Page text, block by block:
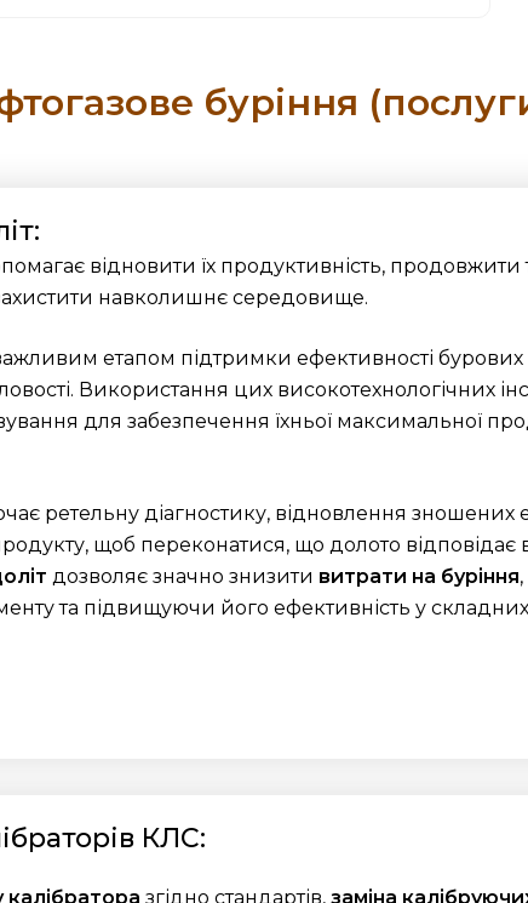
буріння
відновити їх продуктивність, продовжити
навколишнє середовище.
етапом підтримки ефективності бурових
Використання цих високотехнологічних
для забезпечення їхньої максимальної
ретельну діагностику, відновлення зношених
щоб переконатися, що долото відповідає
дозволяє значно знизити витрати на буріння
та підвищуючи його ефективність у
КЛС:
калібратора згідно стандартів, заміна